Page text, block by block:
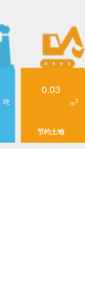
吨
0.03
m3
节约土地